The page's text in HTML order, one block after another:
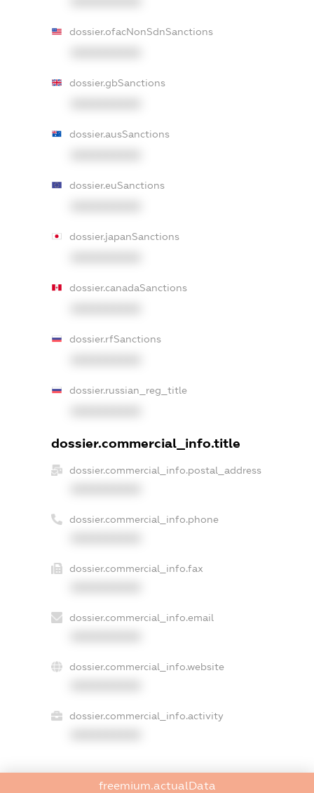
dossier.ofacNonSdnSanctions
dossier.gbSanctions
dossier.ausSanctions
dossier.euSanctions
dossier.japanSanctions
dossier.canadaSanctions
dossier.rfSanctions
dossier.russian_reg_title
dossier.commercial_info.title
dossier.commercial_info.postal_address
dossier.commercial_info.phone
dossier.commercial_info.fax
dossier.commercial_info.email
dossier.commercial_info.website
dossier.commercial_info.activity
freemium.actualData